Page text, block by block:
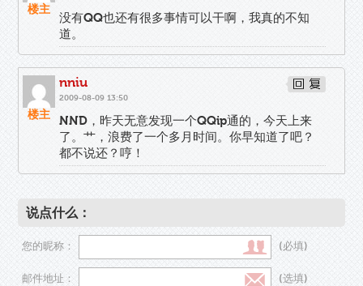
楼主
没有QQ也还有很多事情可以干啊，我真的不知
道。
楼主
nniu
2009-08-09 13:50
NND，昨天无意发现一个QQip通的，今天上来
了。艹，浪费了一个多月时间。你早知道了吧？
都不说还？哼！
说点什么：
您的昵称： (必填)
邮件地址： (选填)